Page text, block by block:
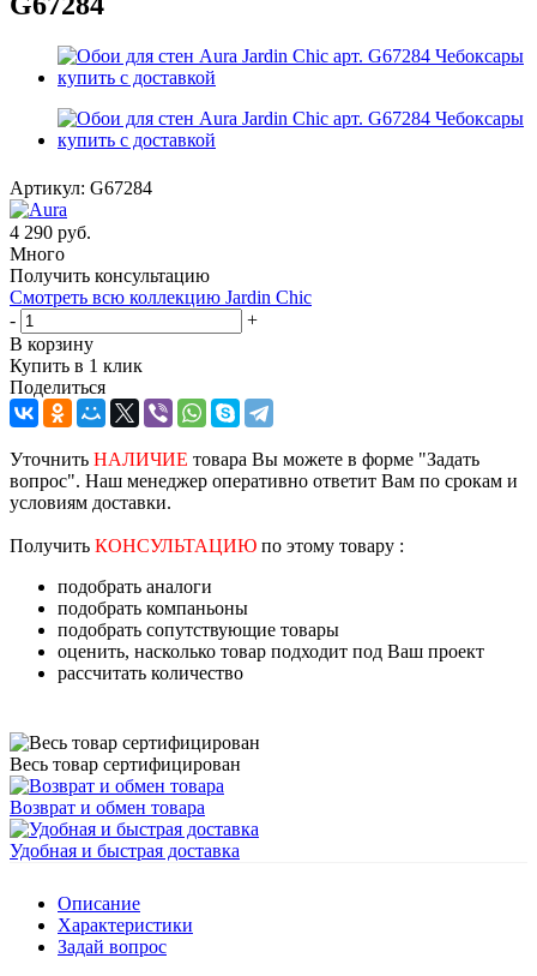
Артикул: G67284
4 290 руб.
Много
Получить консультацию
Смотреть всю коллекцию Jardin Chic
-
+
В корзину
Купить в 1 клик
Поделиться
Уточнить НАЛИЧИЕ товара Вы можете в форме "Задать
вопрос". Наш менеджер оперативно ответит Вам по срокам и
условиям доставки.
Получить КОНСУЛЬТАЦИЮ по этому товару :
подобрать аналоги
подобрать компаньоны
подобрать сопутствующие товары
оценить, насколько товар подходит под Ваш проект
рассчитать количество
Весь товар сертифицирован
Возврат и обмен товара
Удобная и быстрая доставка
Описание
Характеристики
Задай вопрос